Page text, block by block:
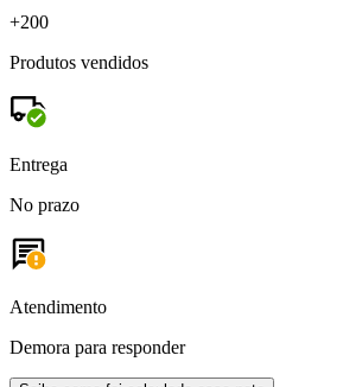
+200
Produtos vendidos
Entrega
No prazo
Atendimento
Demora para responder